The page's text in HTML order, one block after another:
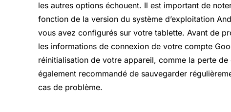
les autres options échouent. Il est important de
fonction de la version du système d’exploitation
vous avez configurés sur votre tablette. Avant de
les informations de connexion de votre compte
réinitialisation de votre appareil, comme la perte
également recommandé de sauvegarder
cas de problème.